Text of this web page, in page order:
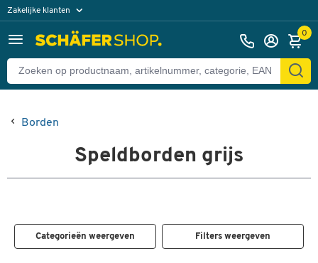
Zakelijke klanten
Particuliere klanten 0
Borden
Speldborden grijs
Categorieën weergeven Filters weergeven